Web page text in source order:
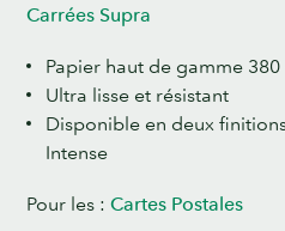
Carrées Supra
Papier haut de gamme
Ultra lisse et résistant
Disponible en deux
Intense
Pour les : Cartes Postales